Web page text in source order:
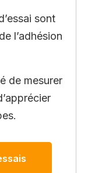
sont
l’adhésion
de mesurer